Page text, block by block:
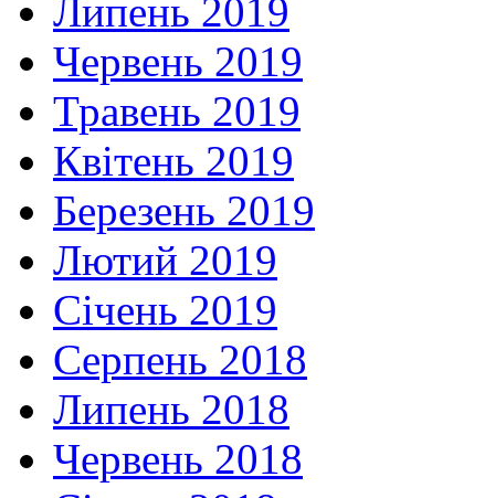
Липень 2019
Червень 2019
Травень 2019
Квітень 2019
Березень 2019
Лютий 2019
Січень 2019
Серпень 2018
Липень 2018
Червень 2018